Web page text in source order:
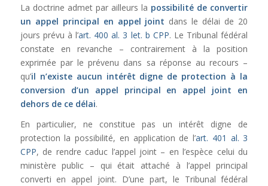
La doctrine admet par ailleurs la possibilité de convertir
un appel principal en appel joint dans le délai de 20
jours prévu à l’art. 400 al. 3 let. b CPP. Le Tribunal fédéral
constate en revanche – contrairement à la position
exprimée par le prévenu dans sa réponse au recours –
qu’il n’existe aucun intérêt digne de protection à la
conversion d’un appel principal en appel joint en
dehors de ce délai.
En particulier, ne constitue pas un intérêt digne de
protection la possibilité, en application de l’art. 401 al. 3
CPP, de rendre caduc l’appel joint – en l’espèce celui du
ministère public – qui était attaché à l’appel principal
converti en appel joint. D’une part, le Tribunal fédéral